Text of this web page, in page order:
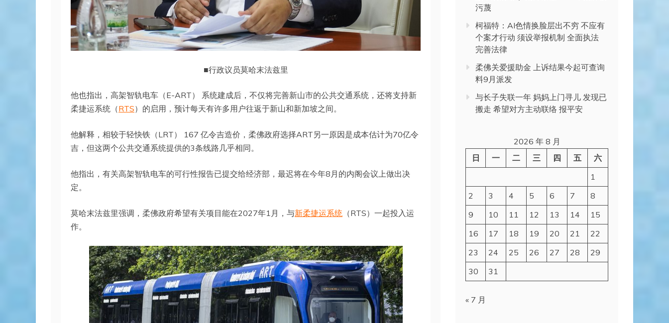
■行政议员莫哈末法兹里
他也指出，高架智轨电车（E-ART） 系统建成后，不仅将完善新山市的公共交通系统，还将支持新
柔捷运系统（RTS）的启用，预计每天有许多用户往返于新山和新加坡之间。
他解释，相较于轻快铁（LRT） 167 亿令吉造价，柔佛政府选择ART另一原因是成本估计为70亿令
吉，但这两个公共交通系统提供的3条线路几乎相同。
他指出，有关高架智轨电车的可行性报告已提交给经济部，最迟将在今年8月的内阁会议上做出决
定。
莫哈末法兹里强调，柔佛政府希望有关项目能在2027年1月，与新柔捷运系统 （RTS）一起投入运
作。
污蔑
柯福特：AI色情换脸层出不穷 不应有
个案才行动 须设举报机制 全面执法
完善法律
柔佛关爱援助金 上诉结果今起可查询
料9月派发
与长子失联一年 妈妈上门寻儿 发现已
搬走 希望对方主动联络 报平安
2026 年 8 月
日
一 二 三 四 五
六
1
2
3 4 5 6 7
8
9
10 11 12 13 14
15
16
17 18 19 20 21
22
23
24 25 26 27 28
29
30
31
« 7 月